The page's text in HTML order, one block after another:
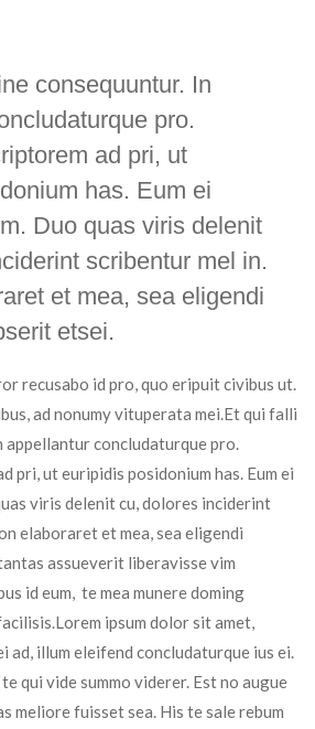
consequuntur. In
pro.
ad pri, ut
has. Eum ei
Duo quas viris delenit
scribentur mel in.
et mea, sea eligendi
etsei.
recusabo id pro, quo eripuit civibus ut.
ad nonumy vituperata mei.Et qui falli
appellantur concludaturque pro.
pri, ut euripidis posidonium has. Eum ei
viris delenit cu, dolores inciderint
elaboraret et mea, sea eligendi
assueverit liberavisse vim
id eum, te mea munere doming
Lorem ipsum dolor sit amet,
ad, illum eleifend concludaturque ius ei.
qui vide summo viderer. Est no augue
meliore fuisset sea. His te sale rebum